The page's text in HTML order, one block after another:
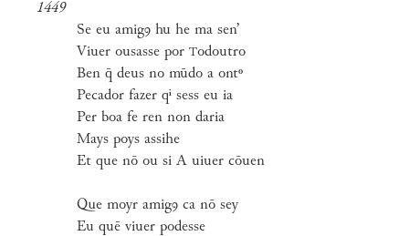
1449
Se eu amigꝯ hu he ma sen’
Viuer ousasse porTodoutro
Ben q̄ deus no mūdo a ontᵒ
Pecador fazer qⁱ sess eu ia
Per boa fe ren non daria
Mays poys assihe
Et que nō ou si A uiuer cōuen
Que moyr amigꝯ ca nō sey
Eu quē viuer podesse